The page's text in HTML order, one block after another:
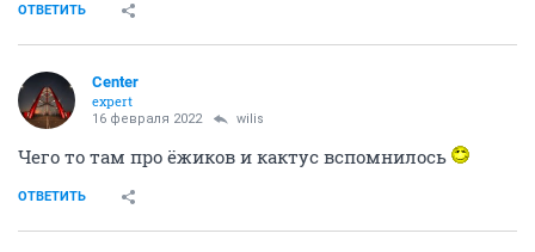
ОТВЕТИТЬ
Center
expert
16 февраля 2022 wilis
Чего то там про ёжиков и кактус вспомнилось
ОТВЕТИТЬ